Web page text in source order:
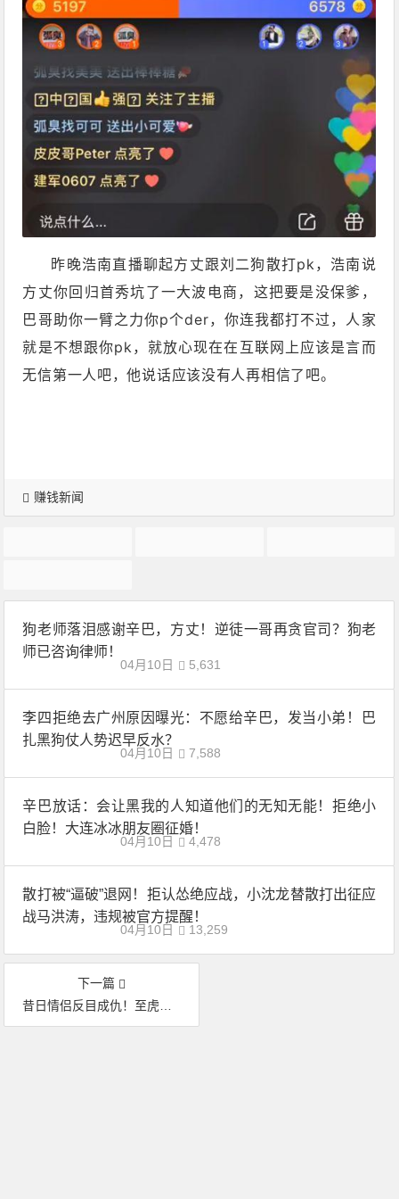
昨晚浩南直播聊起方丈跟刘二狗散打pk，浩南说
方丈你回归首秀坑了一大波电商，这把要是没保爹，
巴哥助你一臂之力你p个der，你连我都打不过，人家
就是不想跟你pk，就放心现在在互联网上应该是言而
无信第一人吧，他说话应该没有人再相信了吧。
赚钱新闻
狗老师落泪感谢辛巴，方丈！逆徒一哥再贪官司？狗老
师已咨询律师！
04月10日 5,631
李四拒绝去广州原因曝光：不愿给辛巴，发当小弟！​巴
扎黑狗仗人势迟早反水？
04月10日 7,588
辛巴放话：会让黑我的人知道他们的无知无能！拒绝小
白脸！大连冰冰朋友圈征婚！
04月10日 4,478
散打被“逼破”退网！拒认怂绝应战，小沈龙替散打出征应
战马洪涛，违规被官方提醒！
04月10日 13,259
下一篇
昔日情侣反目成仇！至虎发飙开撕思雨！九天分析：签约辛巴未必是好事。